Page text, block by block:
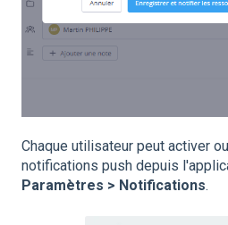
Chaque utilisateur peut activer
notifications push depuis
Paramètres > Notifications.